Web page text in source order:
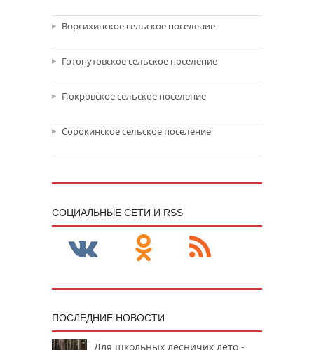
Ворсихинское сельское поселение
Готопутовское сельское поселение
Покровское сельское поселение
Сорокинское сельское поселение
CОЦИАЛЬНЫЕ СЕТИ И RSS
ПОСЛЕДНИЕ НОВОСТИ
Для школьных лесничих лето -